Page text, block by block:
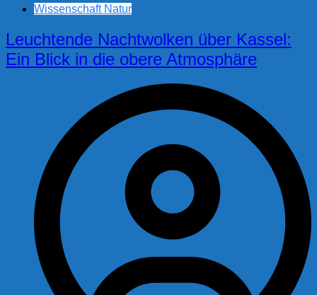
Wissenschaft Natur
Leuchtende Nachtwolken über Kassel:
Ein Blick in die obere Atmosphäre